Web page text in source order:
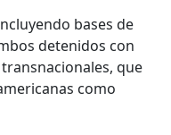
bases de
detenidos con
que
como